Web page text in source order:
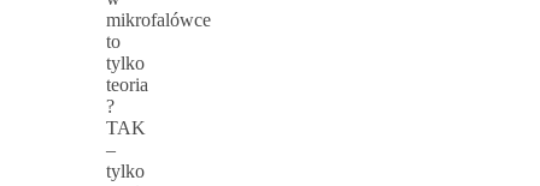
mikrofalówce
to
tylko
teoria
?
TAK
–
tylko